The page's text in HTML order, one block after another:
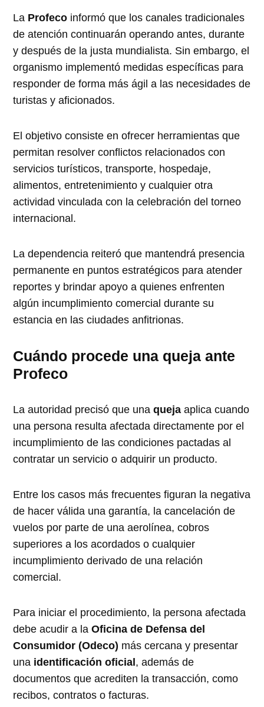
La Profeco informó que los canales tradicionales
de atención continuarán operando antes, durante
y después de la justa mundialista. Sin embargo, el
organismo implementó medidas específicas para
responder de forma más ágil a las necesidades de
turistas y aficionados.
El objetivo consiste en ofrecer herramientas que
permitan resolver conflictos relacionados con
servicios turísticos, transporte, hospedaje,
alimentos, entretenimiento y cualquier otra
actividad vinculada con la celebración del torneo
internacional.
La dependencia reiteró que mantendrá presencia
permanente en puntos estratégicos para atender
reportes y brindar apoyo a quienes enfrenten
algún incumplimiento comercial durante su
estancia en las ciudades anfitrionas.
Cuándo procede una queja ante
Profeco
La autoridad precisó que unaqueja aplica cuando
una persona resulta afectada directamente por el
incumplimiento de las condiciones pactadas al
contratar un servicio o adquirir un producto.
Entre los casos más frecuentes figuran la negativa
de hacer válida una garantía, la cancelación de
vuelos por parte de una aerolínea, cobros
superiores a los acordados o cualquier
incumplimiento derivado de una relación
comercial.
Para iniciar el procedimiento, la persona afectada
debe acudir a laOficina de Defensa del
Consumidor (Odeco) más cercana y presentar
una identificación oficial , además de
documentos que acrediten la transacción, como
recibos, contratos o facturas.